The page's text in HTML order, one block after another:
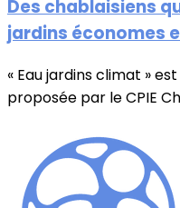
Des chablaisiens
jardins économes
« Eau jardins climat »
proposée par le CPIE